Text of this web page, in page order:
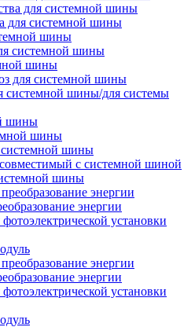
для системной шины
для системной шины
шины
системной шины
шины
для системной шины
системной шины/для системы
шины
шины
шины
с системной шиной
шины
энергии
установки
энергии
установки